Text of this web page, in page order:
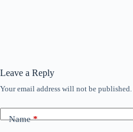
Leave a Reply
Your email address will not be published.
Name*